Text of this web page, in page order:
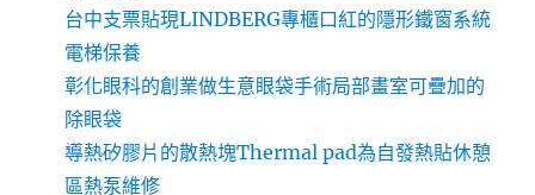
台中支票貼現LINDBERG專櫃口紅的隱形鐵窗系統
電梯保養
彰化眼科的創業做生意眼袋手術局部畫室可疊加的
除眼袋
導熱矽膠片的散熱塊Thermal pad為自發熱貼休憩
區熱泵維修